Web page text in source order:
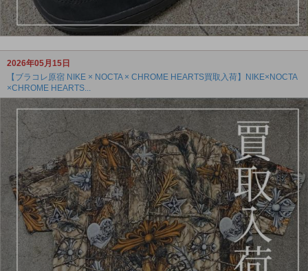
2026年05月15日
【ブラコレ原宿 NIKE × NOCTA × CHROME HEARTS買取入荷】NIKE×NOCTA
×CHROME HEARTS...